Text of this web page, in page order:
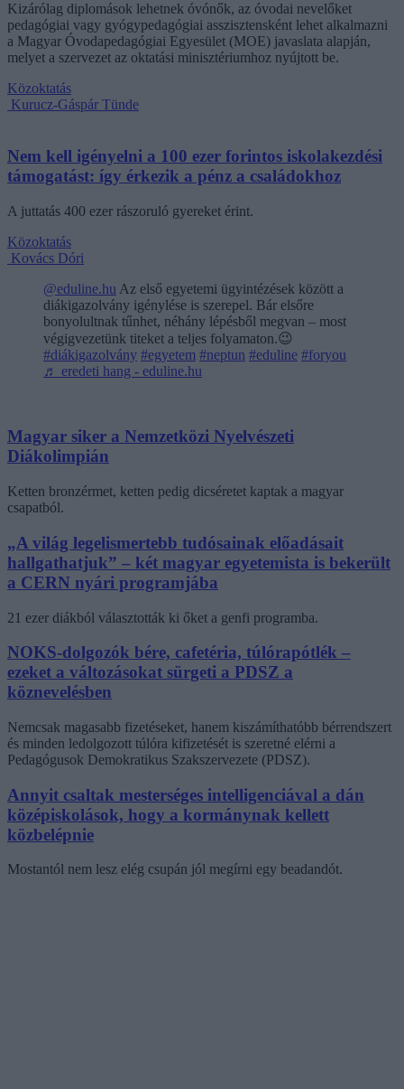
Kizárólag diplomások lehetnek óvónők, az óvodai nevelőket
pedagógiai vagy gyógypedagógiai asszisztensként lehet alkalmazni
a Magyar Óvodapedagógiai Egyesület (MOE) javaslata alapján,
melyet a szervezet az oktatási minisztériumhoz nyújtott be.
Közoktatás
Kurucz-Gáspár Tünde
Nem kell igényelni a 100 ezer forintos iskolakezdési
támogatást: így érkezik a pénz a családokhoz
A juttatás 400 ezer rászoruló gyereket érint.
Közoktatás
Kovács Dóri
@eduline.hu Az első egyetemi ügyintézések között a
diákigazolvány igénylése is szerepel. Bár elsőre
bonyolultnak tűnhet, néhány lépésből megvan – most
végigvezetünk titeket a teljes folyamaton.😉
#diákigazolvány #egyetem #neptun #eduline #foryou
♬ eredeti hang - eduline.hu
Magyar siker a Nemzetközi Nyelvészeti
Diákolimpián
Ketten bronzérmet, ketten pedig dicséretet kaptak a magyar
csapatból.
„A világ legelismertebb tudósainak előadásait
hallgathatjuk” – két magyar egyetemista is bekerült
a CERN nyári programjába
21 ezer diákból választották ki őket a genfi programba.
NOKS-dolgozók bére, cafetéria, túlórapótlék –
ezeket a változásokat sürgeti a PDSZ a
köznevelésben
Nemcsak magasabb fizetéseket, hanem kiszámíthatóbb bérrendszert
és minden ledolgozott túlóra kifizetését is szeretné elérni a
Pedagógusok Demokratikus Szakszervezete (PDSZ).
Annyit csaltak mesterséges intelligenciával a dán
középiskolások, hogy a kormánynak kellett
közbelépnie
Mostantól nem lesz elég csupán jól megírni egy beadandót.